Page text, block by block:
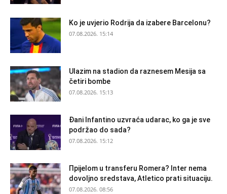
Ko je uvjerio Rodrija da izabere Barcelonu?
07.08.2026. 15:14
Ulazim na stadion da raznesem Mesija sa
četiri bombe
07.08.2026. 15:13
Đani Infantino uzvraća udarac, ko ga je sve
podržao do sada?
07.08.2026. 15:12
Прijelom u transferu Romera? Inter nema
dovoljno sredstava, Atletico prati situaciju.
07.08.2026. 08:56